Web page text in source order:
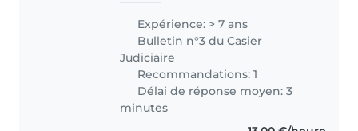
and young children. I offer
nurturing support and calm,
organised..
Expérience: > 7 ans
Bulletin n°3 du Casier
Judiciaire
Recommandations: 1
Délai de réponse moyen: 3
minutes